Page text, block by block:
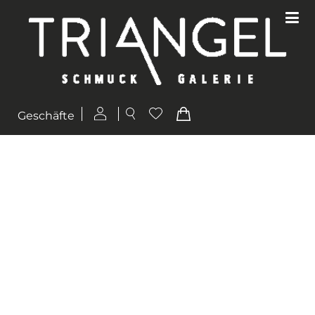
Geschäfte